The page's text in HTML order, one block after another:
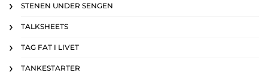
STENEN UNDER SENGEN
TALKSHEETS
TAG FAT I LIVET
TANKESTARTER